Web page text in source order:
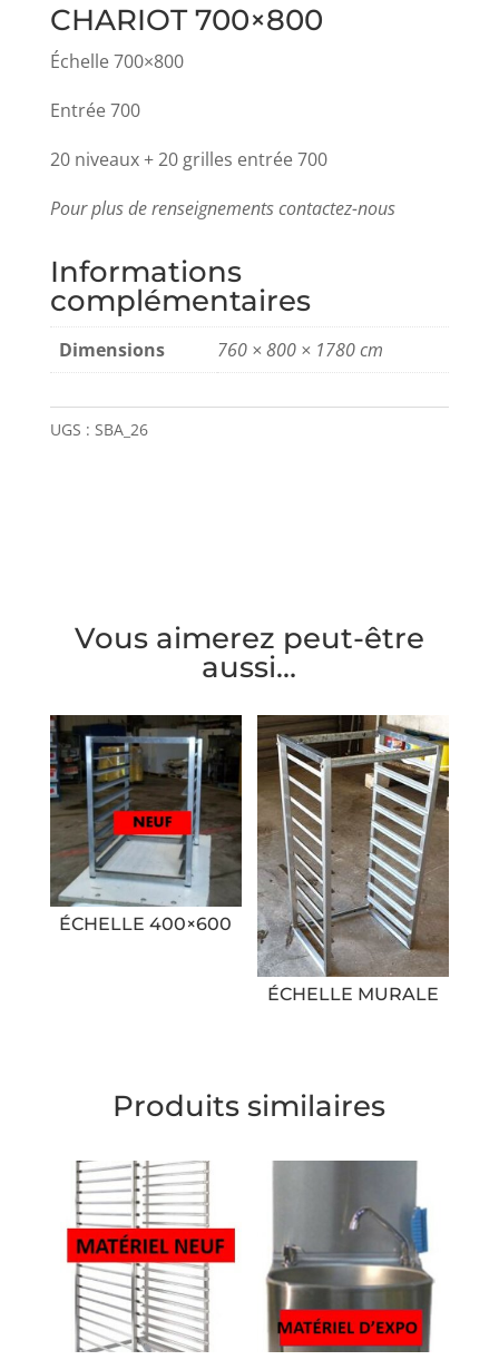
CHARIOT 700×800
Échelle 700×800
Entrée 700
20 niveaux + 20 grilles entrée 700
Pour plus de renseignements contactez-nous
Informations
complémentaires
Dimensions 760 × 800 × 1780 cm
UGS : SBA_26
Vous aimerez peut-être
aussi…
ÉCHELLE 400×600
ÉCHELLE MURALE
Produits similaires